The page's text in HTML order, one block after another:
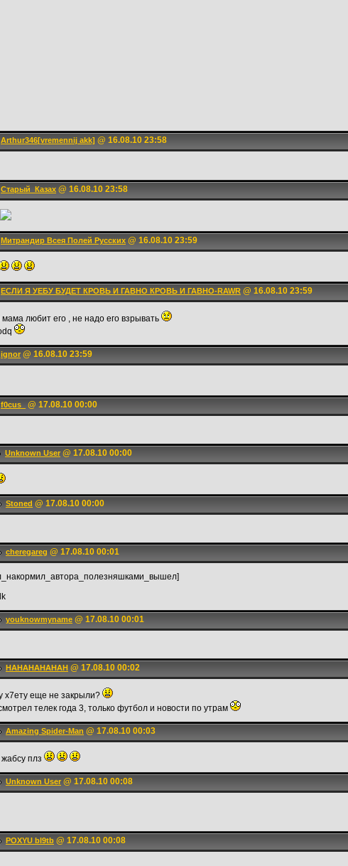
Arthur346[vremennij akk] @ 16.08.10 23:58
Старый_Казах @ 16.08.10 23:58
Митрандир Всея Полей Русских @ 16.08.10 23:59
ЕСЛИ Я УЕБУ БУДЕТ КРОВЬ И ГАВНО КРОВЬ И ГАВНО-RAWR @ 16.08.10 23:59
любит его , не надо его взрывать
ignоr @ 16.08.10 23:59
f0cus_ @ 17.08.10 00:00
Unknown User @ 17.08.10 00:00
Stoned @ 17.08.10 00:00
cheregareg @ 17.08.10 00:01
youknowmyname @ 17.08.10 00:01
HAHAHAHAHAH @ 17.08.10 00:02
х7ету еще не закрыли?
телек года 3, только футбол и новости по утрам
Amazing Spider-Man @ 17.08.10 00:03
плз
Unknown User @ 17.08.10 00:08
POXYU bl9tb @ 17.08.10 00:08